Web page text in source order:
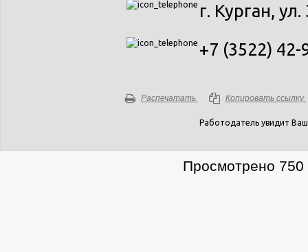
г. Курган,
+7 (3522) 42-
Распечатать Копировать ссылку
Работодатель увидит
Просмотрено 750